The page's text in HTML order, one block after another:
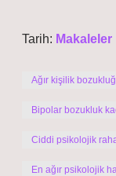
Tarih: Makaleler
Ağır kişilik
Bipolar bozukluk
Ciddi psikolojik
En ağır psikolojik